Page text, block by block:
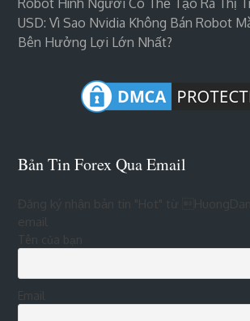
Robot Hình Người Có Thể Tạo Ra Thị
USD: Vì Sao Nvidia Không Bán Robot
Bên Hưởng Lợi Lớn Nhất?
Bản Tin Forex Qua Email
Đăng ký nhận bản tin "Hot" từ
Tên của bạn